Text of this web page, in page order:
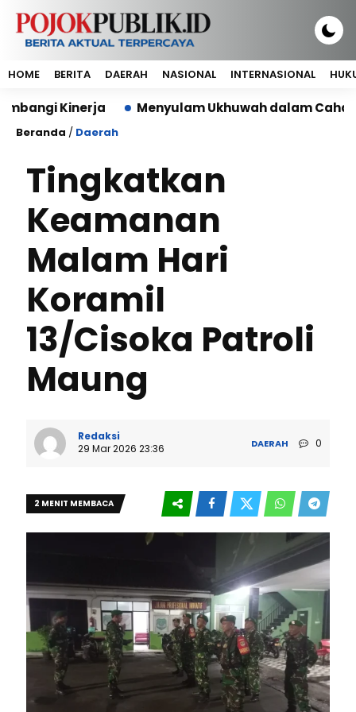
HOME BERITA DAERAH NASIONAL INTERNASIONAL
Menyulam Ukhuwah dalam Cahaya Al-
Beranda / Daerah
Tingkatkan
Keamanan
Malam Hari
Koramil
13/Cisoka Patroli
Maung
Redaksi
29 Mar 2026 23:36
DAERAH 0
2 MENIT MEMBACA